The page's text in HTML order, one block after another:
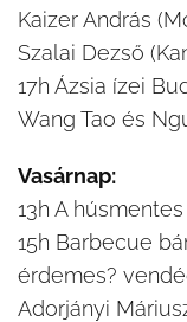
Kaizer András
Szalai Dezső
17h Ázsia ízei
Wang Tao és
Vasárnap:
13h A
15h Barbecue
érdemes?
Adorjányi